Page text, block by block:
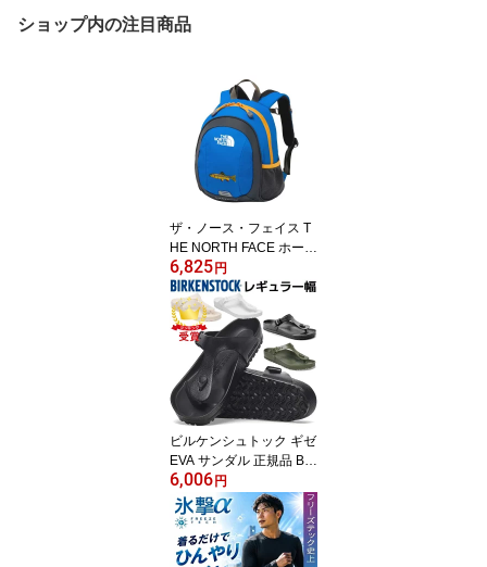
ショップ内の注目商品
ザ・ノース・フェイス T
HE NORTH FACE ホーム
スライス バックパック
デイパック キッズ NMJ7
2361-HB
6,825 円
ビルケンシュトック ギゼ
EVA サンダル 正規品 BIR
KENSTOCK GIZEH 通常
幅 128201 128221 1031
278 1019143 1001505
即納
6,006 円